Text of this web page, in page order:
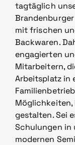
tagtäglich
mit frischen
Backwaren.
engagierten
Mitarbeitern,
Arbeitsplatz in
Möglichkeiten,
gestalten. Sei
Schulungen in
modernen